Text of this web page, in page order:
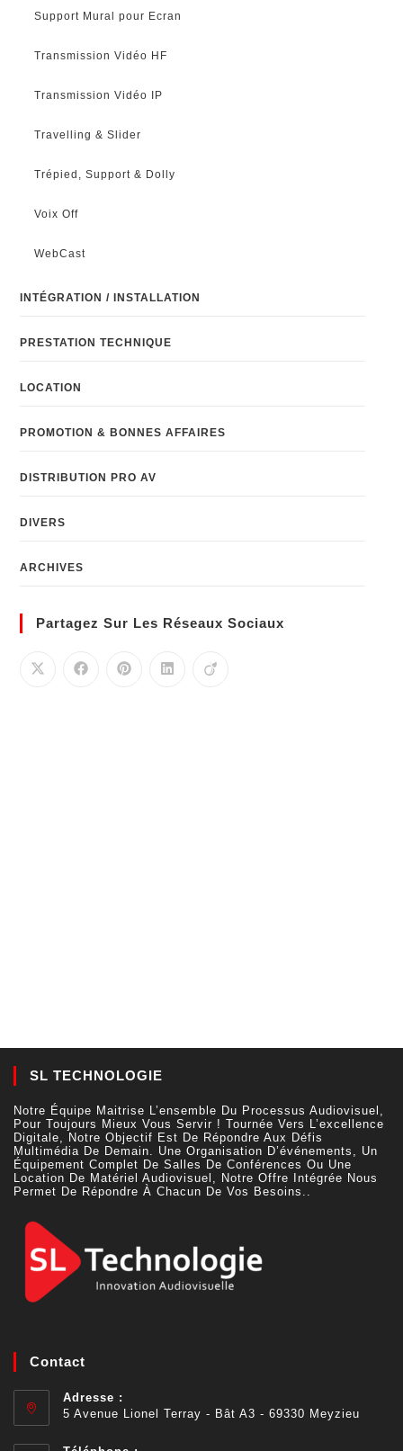
Support Mural pour Ecran
Transmission Vidéo HF
Transmission Vidéo IP
Travelling & Slider
Trépied, Support & Dolly
Voix Off
WebCast
INTÉGRATION / INSTALLATION
PRESTATION TECHNIQUE
LOCATION
PROMOTION & BONNES AFFAIRES
DISTRIBUTION PRO AV
DIVERS
ARCHIVES
Partagez Sur Les Réseaux Sociaux
SL TECHNOLOGIE
Notre Équipe Maitrise L’ensemble Du Processus Audiovisuel,
Pour Toujours Mieux Vous Servir ! Tournée Vers L’excellence
Digitale, Notre Objectif Est De Répondre Aux Défis
Multimédia De Demain. Une Organisation D’événements, Un
Équipement Complet De Salles De Conférences Ou Une
Location De Matériel Audiovisuel, Notre Offre Intégrée Nous
Permet De Répondre À Chacun De Vos Besoins..
Contact
Adresse :
5 Avenue Lionel Terray - Bât A3 - 69330 Meyzieu